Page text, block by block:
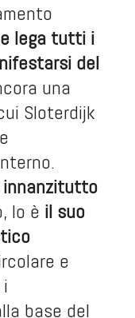
lega tutti i
del
una
Sloterdijk
innanzitutto
lo è il suo
e
base del